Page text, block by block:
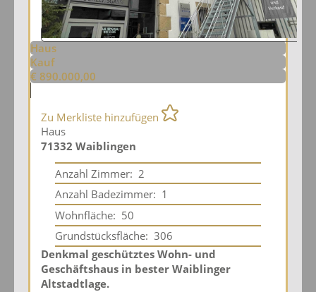
Haus
Kauf
€ 890.000,00
Zu Merkliste hinzufügen
Haus
71332 Waiblingen
Anzahl Zimmer: 2
Anzahl Badezimmer: 1
Wohnfläche: 50
Grundstücksfläche:306
Denkmal geschütztes Wohn- und
Geschäftshaus in bester Waiblinger
Altstadtlage.